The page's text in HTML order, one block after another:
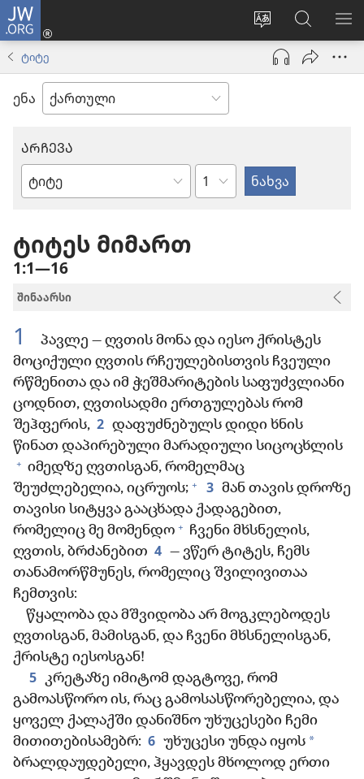
JW.ORG
ვებსაიტის
ენის
შეცვლა
შესვლა
(გაიხსნება
ახალი
ფანჯარა)
ძებნა
JW.ORG
ტიტე
ენა
ᲐᲠᲩᲔᲕᲐ
ბიბლიის
თავი
ტიტეს მიმართ
1:1—16
შინაარსი
1
პავლე — ღვთის მონა და იესო ქრისტეს
მოციქული ღვთის რჩეულებისთვის ჩვეული
რწმენითა და იმ ჭეშმარიტების საფუძვლიანი
ცოდნით, ღვთისადმი ერთგულებას რომ
შეჰფერის, 2 დაფუძნებულს დიდი ხნის
წინათ დაპირებული მარადიული სიცოცხლის
+ იმედზე ღვთისგან, რომელმაც
შეუძლებელია, იცრუოს; + 3 მან თავის დროზე
თავისი სიტყვა გააცხადა ქადაგებით,
რომელიც მე მომენდო + ჩვენი მხსნელის,
ღვთის, ბრძანებით 4 — ვწერ ტიტეს, ჩემს
თანამორწმუნეს, რომელიც შვილივითაა
ჩემთვის:
წყალობა და მშვიდობა არ მოგკლებოდეს
ღვთისგან, მამისგან, და ჩვენი მხსნელისგან,
ქრისტე იესოსგან!
5 კრეტაზე იმიტომ დაგტოვე, რომ
გამოასწორო ის, რაც გამოსასწორებელია, და
ყოველ ქალაქში დანიშნო უხუცესები ჩემი
მითითებისამებრ: 6 უხუცესი უნდა იყოს *
ბრალდაუდებელი, ჰყავდეს მხოლოდ ერთი